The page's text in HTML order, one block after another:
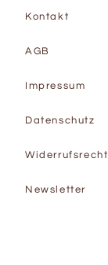
Kontakt
AGB
Impressum
Datenschutz
Widerrufsrecht
Newsletter